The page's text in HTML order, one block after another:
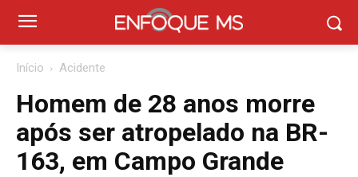
Início Acidente
Homem de 28 anos morre
após ser atropelado na BR-
163, em Campo Grande